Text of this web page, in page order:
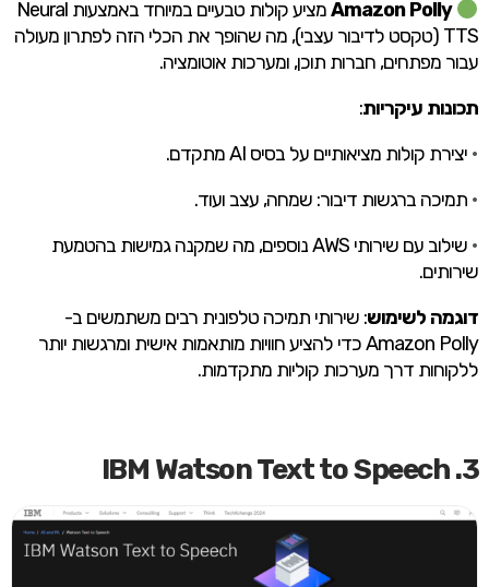
Amazon Polly
מציע קולות טבעיים במיוחד באמצעות Neural
TTS (טקסט לדיבור עצבי), מה שהופך את הכלי הזה לפתרון מעולה
עבור מפתחים, חברות תוכן, ומערכות אוטומציה.
תכונות עיקריות:
• יצירת קולות מציאותיים על בסיס AI מתקדם.
• תמיכה ברגשות דיבור: שמחה, עצב ועוד.
•
שילוב עם שירותי AWS נוספים, מה שמקנה גמישות בהטמעת
שירותים.
דוגמה לשימוש: שירותי תמיכה טלפונית רבים משתמשים ב-
Amazon Polly כדי להציע חוויות מותאמות אישית ומרגשות יותר
ללקוחות דרך מערכות קוליות מתקדמות.
3. IBM Watson Text to Speech